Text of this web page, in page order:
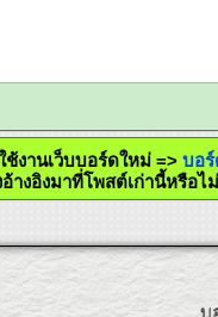
ศใช้งานเว็บบอร์ดใหม่ =>
ลิ้งอ้างอิงมาที่โพสต์เก่านี้หรื
บ